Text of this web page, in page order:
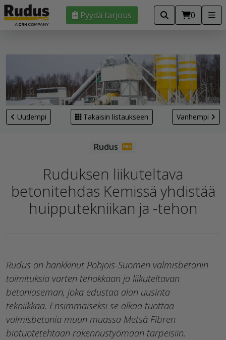
Pyydä tarjous 0
Uudempi Takaisin listaukseen Vanhempi
Ruduksen liikuteltava
betonitehdas Kemissä yhdistää
huipputekniikan ja -tehon
Rudus on hankkinut Pohjois-Suomen valmisbetonin
toimituksia varten tehokkaan ja liikuteltavan
betoniaseman, joka edustaa alan uusinta
tekniikkaa. Ensimmäiseksi se alkaa tuottaa
valmisbetonia muun muassa Metsä Fibren
biotuotetehtaan rakennustyömaan tarpeisiin.